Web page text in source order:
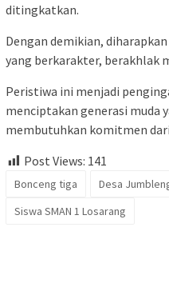
ditingkatkan.
Dengan demikian,
yang berkarakter, berakhlak
Peristiwa ini menjadi
menciptakan generasi muda
membutuhkan komitmen
Post Views: 141
Bonceng tiga Desa
Siswa SMAN 1 Losarang